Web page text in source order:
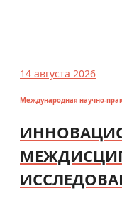
14 августа 2026
Международная научно-